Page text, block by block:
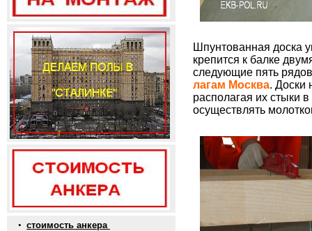
• стоимость анкера
Шпунтованная доска
крепится к балке
следующие пять
лагам Москва. Доски
располагая их стыки
осуществлять